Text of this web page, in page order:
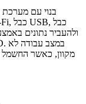
מקוון, כאשר